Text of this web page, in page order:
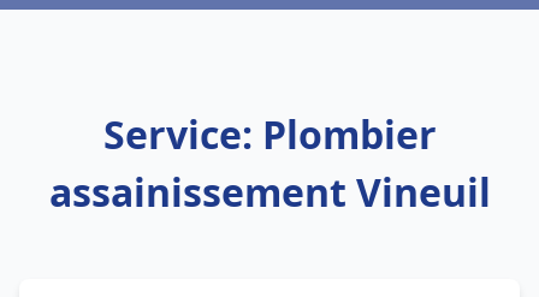
Service: Plombier
assainissement Vineuil